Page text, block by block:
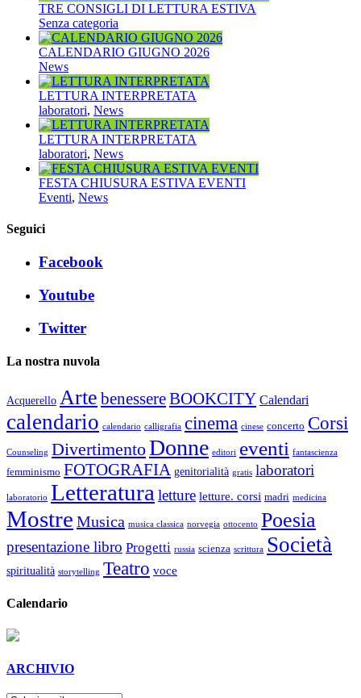
TRE CONSIGLI DI LETTURA ESTIVA
Senza categoria
CALENDARIO GIUGNO 2026
News
LETTURA INTERPRETATA
laboratori, News
LETTURA INTERPRETATA
laboratori, News
FESTA CHIUSURA ESTIVA EVENTI
Eventi, News
Seguici
Facebook
Youtube
Twitter
La nostra nuvola
Acquerello Arte benessereBOOKCITY Calendari
calendario calendario calligrafia cinema cinese concerto Corsi
Counseling DivertimentoDonne editori eventi fantascienza
femminismo FOTOGRAFIA genitorialità gratis laboratori
laboratorio Letteratura letture letture. corsi madri medicina
Mostre Musica musica classica norvegia ottocento Poesia
presentazione libro Progetti russia scienza scrittura Società
spiritualità storytelling Teatro voce
Calendario
ARCHIVIO